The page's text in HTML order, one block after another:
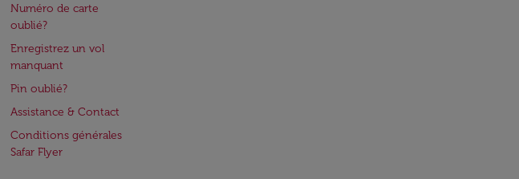
Numéro de carte
oublié?
Enregistrez un vol
manquant
Pin oublié?
Assistance & Contact
Conditions générales
Safar Flyer